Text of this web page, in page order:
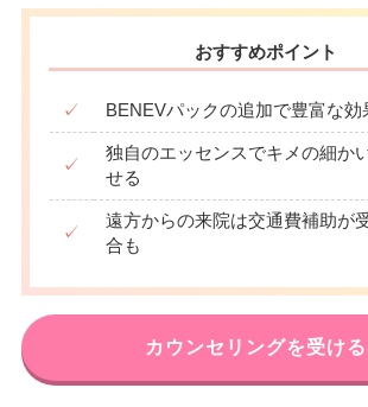
おすすめポイント
✓ BENEVパックの追加で豊富な効
✓
独自のエッセンスでキメの細か
せる
✓
遠方からの来院は交通費補助が
合も
カウンセリングを受ける